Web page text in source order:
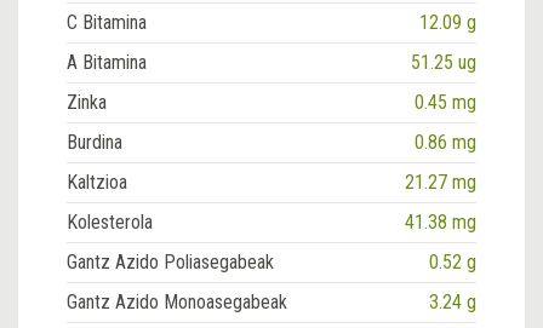
C Bitamina
12.09 g
A Bitamina
51.25 ug
Zinka
0.45 mg
Burdina
0.86 mg
Kaltzioa
21.27 mg
Kolesterola
41.38 mg
Gantz Azido Poliasegabeak
0.52 g
Gantz Azido Monoasegabeak
3.24 g